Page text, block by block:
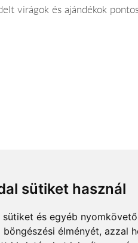
sütiket használ
sütiket és egyéb
böngészési élményét, azzal
virágok és ajándékok